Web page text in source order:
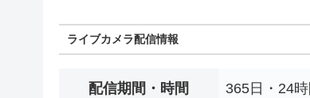
ライブカメラ配信情報
配信期間・時間 365日・24時